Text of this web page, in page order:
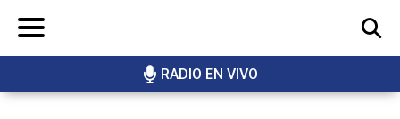
RADIO EN VIVO
BUSCAR